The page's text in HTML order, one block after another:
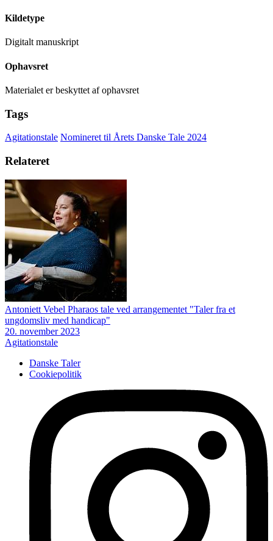
Kildetype
Digitalt manuskript
Ophavsret
Materialet er beskyttet af ophavsret
Tags
Agitationstale Nomineret til Årets Danske Tale 2024
Relateret
Antoniett Vebel Pharaos tale ved arrangementet "Taler fra et
ungdomsliv med handicap"
20. november 2023
Agitationstale
Danske Taler
Cookiepolitik